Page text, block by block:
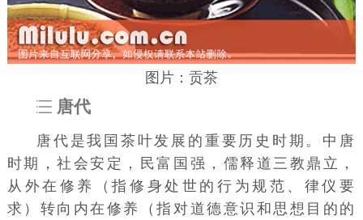
图片：贡茶
唐代
唐代是我国茶叶发展的重要历史时期。 中唐
时期
，社会安定，民富国强， 儒释道三教鼎立，
从外在修养（指修身处世的 行为规范 、律仪要
求）转向内在修养（指对道德意识 和思想目的的